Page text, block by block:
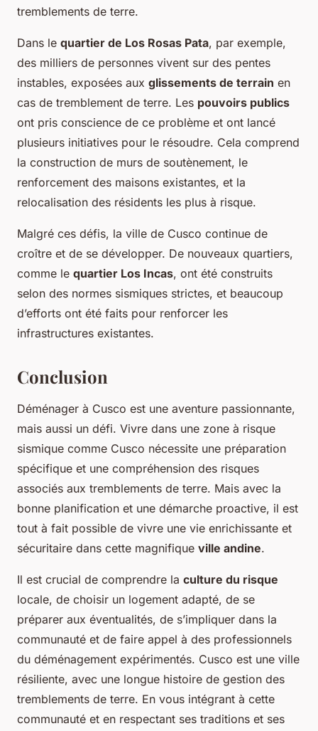
tremblements de terre.
Dans le quartier de Los Rosas Pata, par exemple,
des milliers de personnes vivent sur des pentes
instables, exposées aux glissements de terrain en
cas de tremblement de terre. Les pouvoirs publics
ont pris conscience de ce problème et ont lancé
plusieurs initiatives pour le résoudre. Cela comprend
la construction de murs de soutènement, le
renforcement des maisons existantes, et la
relocalisation des résidents les plus à risque.
Malgré ces défis, la ville de Cusco continue de
croître et de se développer. De nouveaux quartiers,
comme le quartier Los Incas, ont été construits
selon des normes sismiques strictes, et beaucoup
d’efforts ont été faits pour renforcer les
infrastructures existantes.
Conclusion
Déménager à Cusco est une aventure passionnante,
mais aussi un défi. Vivre dans une zone à risque
sismique comme Cusco nécessite une préparation
spécifique et une compréhension des risques
associés aux tremblements de terre. Mais avec la
bonne planification et une démarche proactive, il est
tout à fait possible de vivre une vie enrichissante et
sécuritaire dans cette magnifique ville andine.
Il est crucial de comprendre la culture du risque
locale, de choisir un logement adapté, de se
préparer aux éventualités, de s’impliquer dans la
communauté et de faire appel à des professionnels
du déménagement expérimentés. Cusco est une ville
résiliente, avec une longue histoire de gestion des
tremblements de terre. En vous intégrant à cette
communauté et en respectant ses traditions et ses